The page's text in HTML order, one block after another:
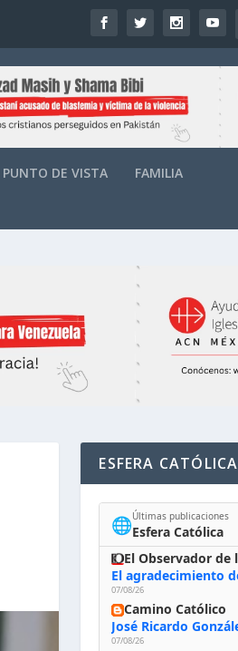
PUNTO DE VISTA FAMILIA
ESFERA CATÓLICA
🌐Últimas publicaciones
Esfera Católica
07/08/26
Camino Católico
07/08/26